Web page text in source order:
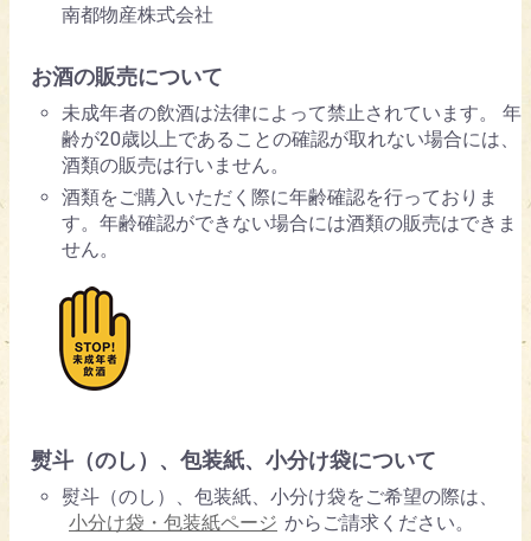
南都物産株式会社
お酒の販売について
未成年者の飲酒は法律によって禁止されています。 年
齢が20歳以上であることの確認が取れない場合には、
酒類の販売は行いません。
酒類をご購入いただく際に年齢確認を行っておりま
す。年齢確認ができない場合には酒類の販売はできま
せん。
熨斗（のし）、包装紙、小分け袋について
熨斗（のし）、包装紙、小分け袋をご希望の際は、
小分け袋・包装紙ページ からご請求ください。